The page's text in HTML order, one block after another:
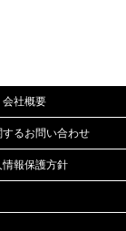
会社概要
するお問い合わせ
情報保護方針